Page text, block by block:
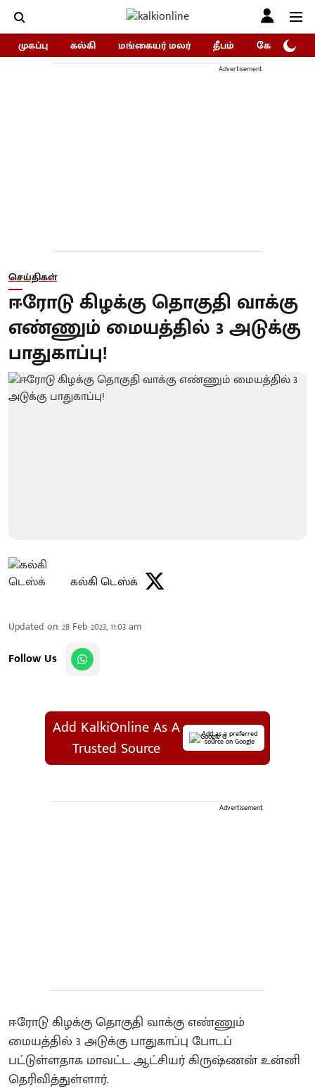
முகப்பு கல்கி மங்கையர் மலர் தீபம் கோகுலம்/
Advertisement
செய்திகள்
ஈரோடு கிழக்கு தொகுதி வாக்கு
எண்ணும் மையத்தில் 3 அடுக்கு
பாதுகாப்பு!
கல்கி டெஸ்க்
Updated on:28 Feb 2023, 11:03 am
Follow Us
Add KalkiOnline As A
Trusted Source
Add as a preferred
source on Google
Advertisement
ஈரோடு கிழக்கு தொகுதி வாக்கு எண்ணும்
மையத்தில் 3 அடுக்கு பாதுகாப்பு போடப்
பட்டுள்ளதாக மாவட்ட ஆட்சியர் கிருஷ்ணன் உன்னி
தெரிவித்துள்ளார்.